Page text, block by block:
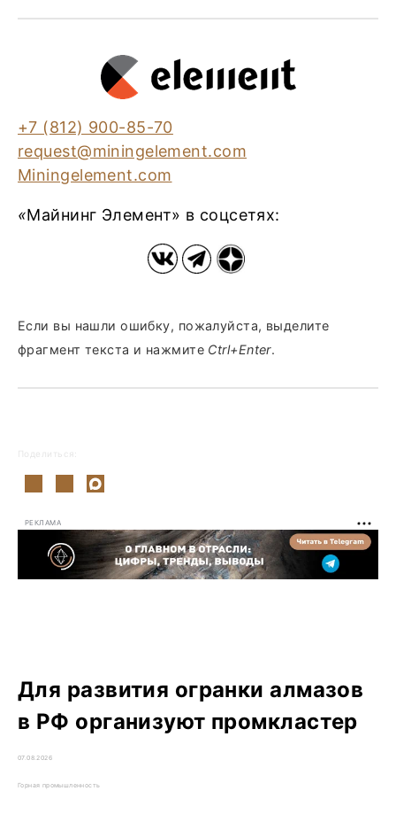
+7 (812) 900-85-70
request@miningelement.com
Miningelement.com
«Майнинг Элемент» в соцсетях:
Если вы нашли ошибку, пожалуйста, выделите
фрагмент текста и нажмите Ctrl+Enter.
Поделиться:
РЕКЛАМА
Для развития огранки алмазов
в РФ организуют промкластер
07.08.2026
Горная промышленность